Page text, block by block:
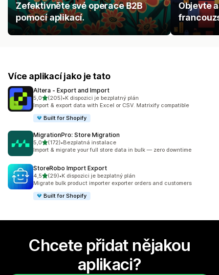
Zefektivněte své operace B2B
pomocí aplikací.
Objevte
Více aplikací jako je tato
Altera ‑ Export and Import
5,0z 5 hvězd
(205)
Celkový počet recenzí: 205
•K dispozici je bezplatný plán
Import & export data with Excel or CSV. Matrixify compatible
Built for Shopify
MigrationPro: Store Migration
5,0z 5 hvězd
(172)
Celkový počet recenzí: 172
•Bezplatná instalace
Import & migrate your full store data in bulk — zero downtime
StoreRobo Import Export
4,5z 5 hvězd
(29)
Celkový počet recenzí: 29
•K dispozici je bezplatný plán
Migrate bulk product importer exporter orders and customers
Built for Shopify
Chcete přidat nějakou
aplikaci?